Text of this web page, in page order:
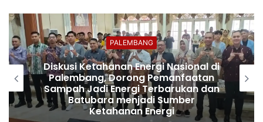
PALEMBANG
Diskusi Ketahanan Energi Nasional di
Palembang, Dorong Pemanfaatan
Sampah Jadi Energi Terbarukan dan
Batubara menjadi Sumber
Ketahanan Energi